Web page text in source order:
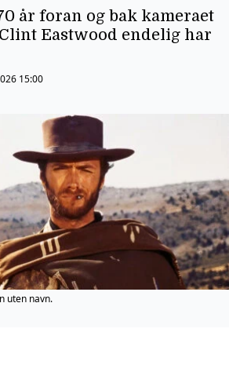
år foran og bak kameraet
Eastwood endelig har
15:00
uten navn.